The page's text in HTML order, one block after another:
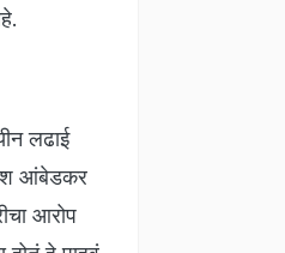
लढाई
आंबेडकर
आरोप